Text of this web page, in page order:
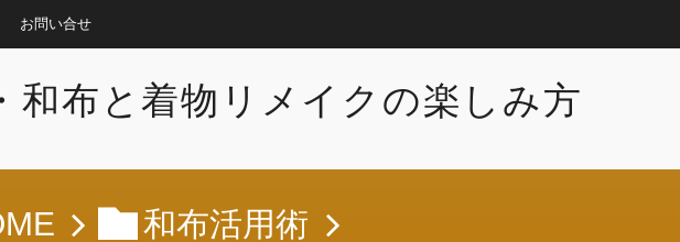
お問い合せ
和布と着物リメイクの楽しみ方
和布活用術